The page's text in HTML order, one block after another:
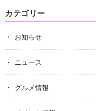
カテゴリー
お知らせ
ニュース
グルメ情報